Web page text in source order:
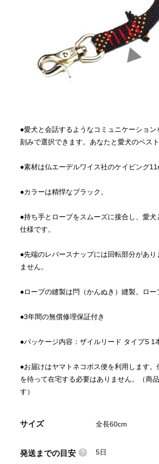
●愛犬と会話するようなコミュニケーショ
●持ち手とロープをスムーズに接合し、愛
●先端のレバースナップには回転部分があ
●お届けはヤマトネコポス便を利用します
を待って在宅する必要はありません。（商
す）
サイズ 全長60cm
発送までの目安 5日